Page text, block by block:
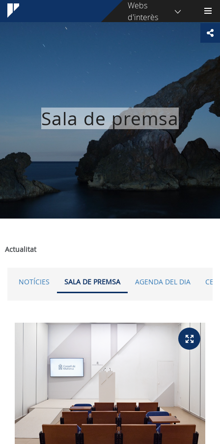
Webs
d'interès
Sala de premsa
Actualitat
NOTÍCIES SALA DE PREMSA AGENDA DEL DIA